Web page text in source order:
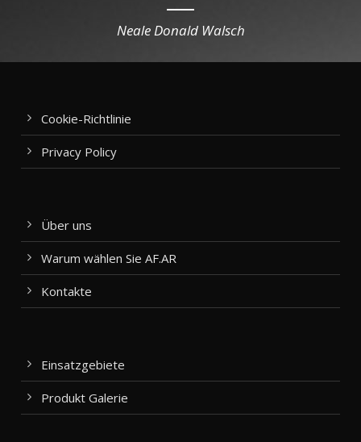
Neale Donald Walsch
Cookie-Richtlinie
Privacy Policy
Über uns
Warum wählen Sie AF.AR
Kontakte
Einsatzgebiete
Produkt Galerie